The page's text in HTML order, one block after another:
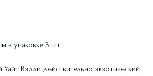
в упаковке 3 шт
Вэлли действительно экзотический